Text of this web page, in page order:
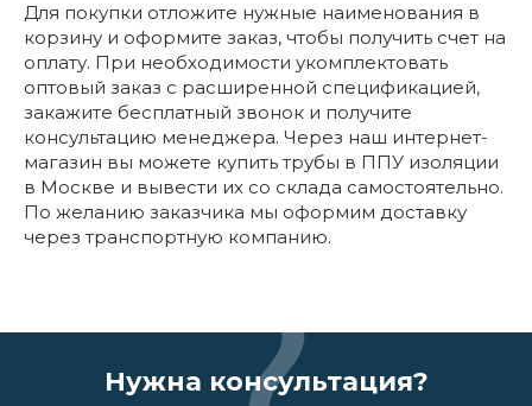
Для покупки отложите нужные наименования в
корзину и оформите заказ, чтобы получить счет на
оплату. При необходимости укомплектовать
оптовый заказ с расширенной спецификацией,
закажите бесплатный звонок и получите
консультацию менеджера. Через наш интернет-
магазин вы можете купить трубы в ППУ изоляции
в Москве и вывести их со склада самостоятельно.
По желанию заказчика мы оформим доставку
через транспортную компанию.
Нужна консультация?